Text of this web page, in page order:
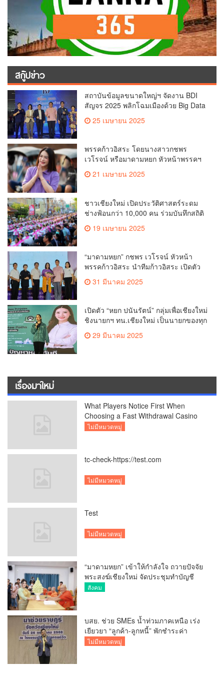
สกู๊ปข่าว
สถาบันข้อมูลขนาดใหญ่ฯ จัดงาน BDI
สัญจร 2025 พลิกโฉมเมืองด้วย Big Data
& AI ครั้งที่ 2 ที่ จ.เชียงใหม่ ผลักดันการใช้
ข้อมูลเพื่อยกระดับเมือง สังคม และ
25 เมษายน 2025
พรรคก้าวอิสระ โดยนางสาวกชพร
เวโรจน์ หรือมาดามหยก หัวหน้าพรรคฯ
จัดการประชุมใหญ่สามัญประจำปี 2568
พรรคก้าวอิสระ ครั้งที่ 1/2568 โ
21 เมษายน 2025
ชาวเชียงใหม่ เปิดประวัติศาสตร์ระดม
ช่างฟ้อนกว่า 10,000 คน ร่วมบันทึกสถิติ
ทำลายสถิติ 7,218 คน เฉลิมฉลองใน
เมืองเชียงใหม่
19 เมษายน 2025
“มาดามหยก” กชพร เวโรจน์ หัวหน้า
พรรคก้าวอิสระ นำทีมก้าวอิสระ เปิดตัว
“การย์วิชญ์ วงษ์ทอง” ชิงนายกเทศมนตรี
นครเชียงใหม่พร้อม ผู้สมัคร สท.ครบ4
31 มีนาคม 2025
เปิดตัว “หยก ปนันรัตน์” กลุ่มเพื่อเชียงใหม่
ชิงนายกฯ ทน.เชียงใหม่ เป็นนายกของทุก
สีทุกวัย พร้อมผู้สมัคร สท.ครบทุกแขวง
29 มีนาคม 2025
เรื่องมาใหม่
What Players Notice First When
Choosing a Fast Withdrawal Casino
UK
ไม่มีหมวดหมู่
tc-check-https://test.com
ไม่มีหมวดหมู่
Test
ไม่มีหมวดหมู่
“มาดามหยก” เข้าให้กำลังใจ ถวายปัจจัย
พระสงฆ์เชียงใหม่ จัดประชุมทำบัญชี
รายรับรายจ่ายของวัด กว่า 300 รูป ที่วัด
สังคม
บสย. ช่วย SMEs น้ำท่วมภาคเหนือ เร่ง
เยียวยา “ลูกค้า-ลูกหนี้” พักชำระค่า
ธรรมเนียม-ค่างวด
ไม่มีหมวดหมู่